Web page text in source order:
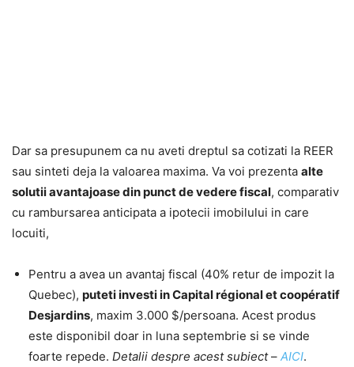
Dar sa presupunem ca nu aveti dreptul sa cotizati la REER
sau sinteti deja la valoarea maxima. Va voi prezenta alte
solutii avantajoase din punct de vedere fiscal, comparativ
cu rambursarea anticipata a ipotecii imobilului in care
locuiti,
Pentru a avea un avantaj fiscal (40% retur de impozit la
Quebec), puteti investi in Capital régional et coopératif
Desjardins, maxim 3.000 $/persoana. Acest produs
este disponibil doar in luna septembrie si se vinde
foarte repede. Detalii despre acest subiect– AICI.